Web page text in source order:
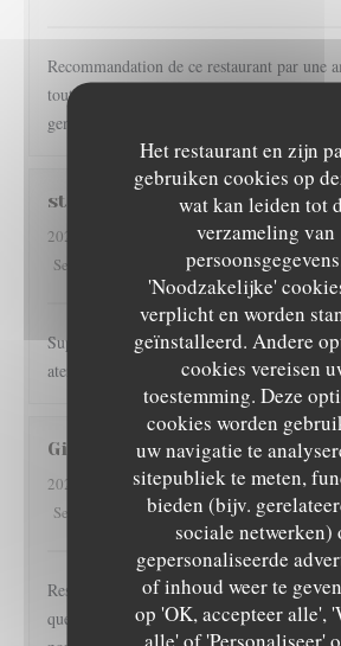
Het restaurant en zijn
gebruiken cookies op
wat kan leiden tot
verzameling van
'Noodzakelijke'
verplicht en worden
geïnstalleerd. Andere
cookies vereisen
toestemming. Deze
cookies worden
uw navigatie te
sitepubliek te meten,
bieden (bijv.
sociale netwerken)
gepersonaliseerde
of inhoud weer te
op 'OK, accepteer alle',
alle' of 'Personaliseer'
Recommandation de ce restaurant par une
tout ! L'intérieur est charmant, le personnel
gentil et la nourriture vraiment excellente !
stefany
2026-08-02
- 20:00 - Gasten 2
Service
Atmosfeer:5/5 Keuken: 5/5
Super recomendado, la terraza bien
atento y la comida excelente. ☺️
Gilles
2026-08-01
- 19:30 - Gasten 2
Service
Atmosfeer :3/5 Keuken:5/5
Restaurant l épicurien est pour nous une
que les clients soient autorisés à fumer en
L'EPICURIEN